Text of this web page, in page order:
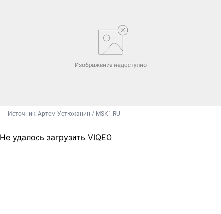
Источник: Артем Устюжанин / MSK1.RU
Не удалось загрузить VIQEO